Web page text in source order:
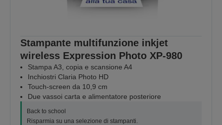
Stampante multifunzione inkjet
wireless Expression Photo XP-980
Stampa A3, copia e scansione A4
Inchiostri Claria Photo HD
Touch-screen da 10,9 cm
Due vassoi carta e alimentatore posteriore
Back to school
Risparmia su una selezione di stampanti.